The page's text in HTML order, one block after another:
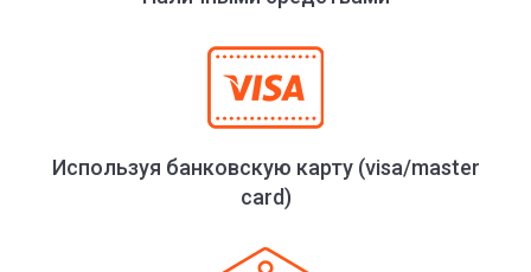
Используя банковскую карту (visa/master
card)